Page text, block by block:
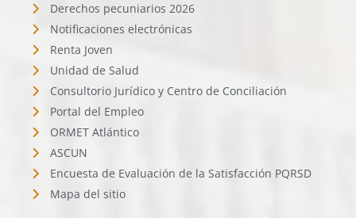
Derechos pecuniarios 2026
Notificaciones electrónicas
Renta Joven
Unidad de Salud
Consultorio Jurídico y Centro de Conciliación
Portal del Empleo
ORMET Atlántico
ASCUN
Encuesta de Evaluación de la Satisfacción PQRSD
Mapa del sitio